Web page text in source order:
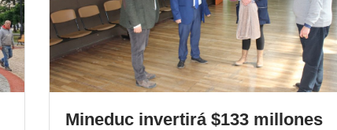
Mineduc invertirá $133 millones